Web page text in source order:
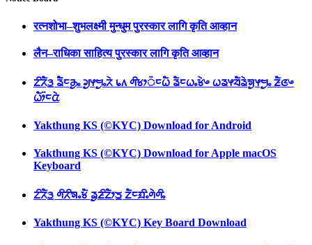
रत्नशोभा–शुभलक्ष्मी मुन्धुम पुरस्कार लागि कृति आव्हान
लैन–राधिका साहित्य पुरस्कार लागि कृति आव्हान
ᤁᤡᤖᤠᤋ᤻ ᤕᤠᤠᤰᤌᤢᤱ ᤆᤢᤶᤗᤢᤱᤖᤧ ᥇᥈ ᤛᤡᤃᤣ᤺ᤰᤐᤠ ᤕᤠᤰᤐᤱᤃᤧᤴ ᤐᤕᤶᤔᤠᤕᤧᤈᤢᤶᤗᤢᤱ ᤏᤠᤜᤴ
ᤐᤥ᤺ᤰᤂᤧ
Yakthung KS (©KYC) Download for Android
Yakthung KS (©KYC) Download for Apple macOS
Keyboard
ᤁᤡᤖᤠᤋ᤻ ᤛᤡᤖᤡᤈᤱᤃᤠ ᤕᤢᤏᤡᤁᤥᤍ᤻ ᤁᤠᤰᤀᤡᤱᤛᤧᤛᤡᤱ
Yakthung KS (©KYC) Key Board Download